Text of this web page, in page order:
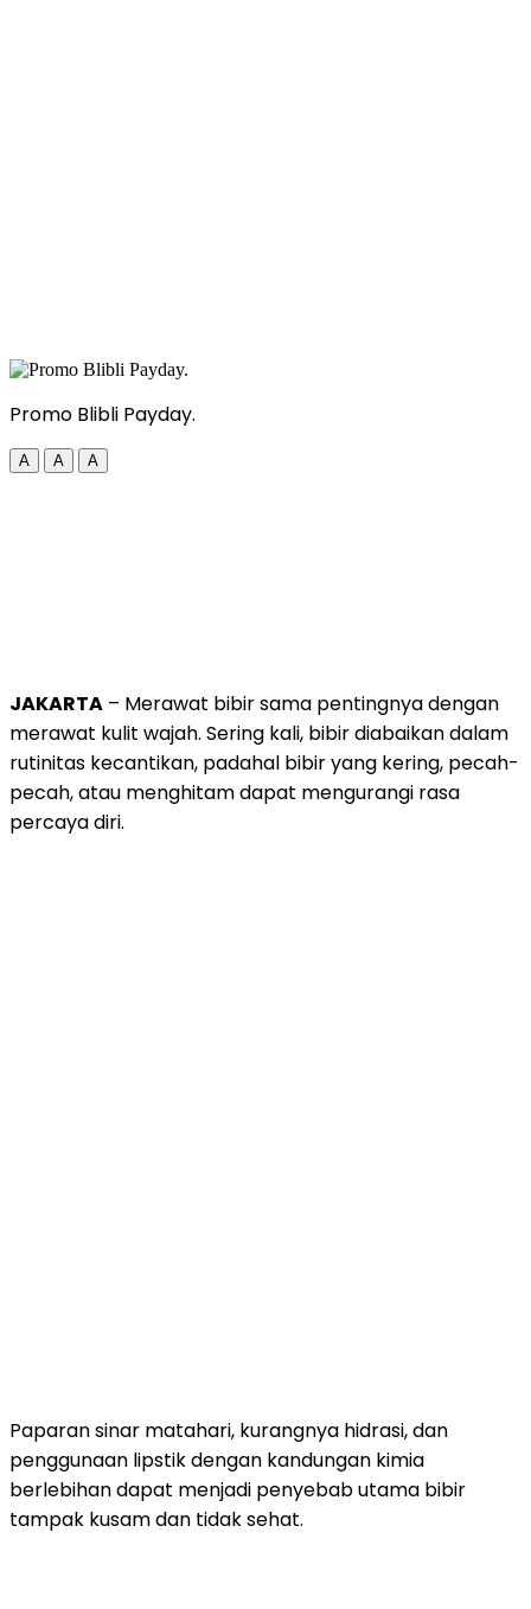
Promo Blibli Payday.
A A A
JAKARTA – Merawat bibir sama pentingnya dengan
merawat kulit wajah. Sering kali, bibir diabaikan dalam
rutinitas kecantikan, padahal bibir yang kering, pecah-
pecah, atau menghitam dapat mengurangi rasa
percaya diri.
Paparan sinar matahari, kurangnya hidrasi, dan
penggunaan lipstik dengan kandungan kimia
berlebihan dapat menjadi penyebab utama bibir
tampak kusam dan tidak sehat.